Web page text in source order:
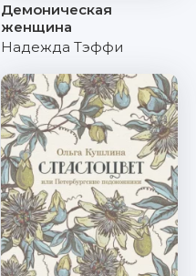
Демоническая
женщина
Надежда Тэффи